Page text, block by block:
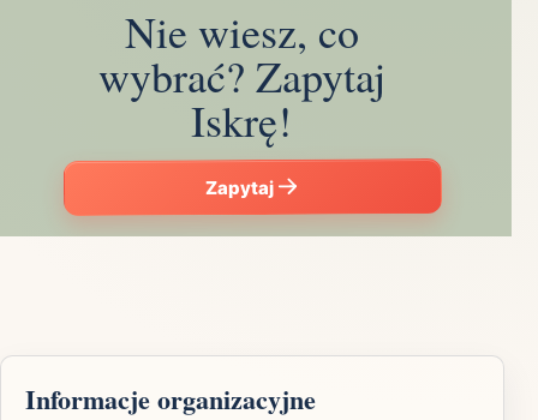
Nie wiesz, co
wybrać? Zapytaj
Iskrę!
Zapytaj
Informacje organizacyjne